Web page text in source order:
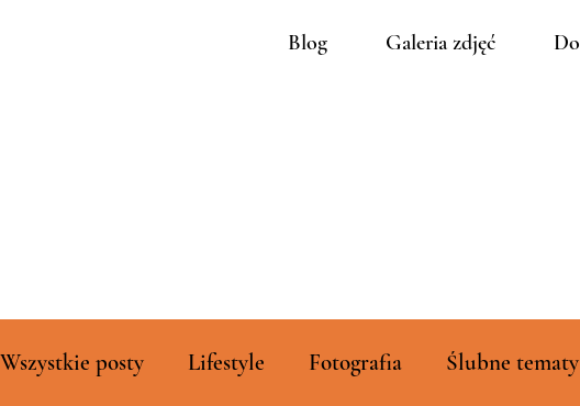
Blog Galeria zdjęć
Wszystkie posty Lifestyle Fotografia Ślubne tematy